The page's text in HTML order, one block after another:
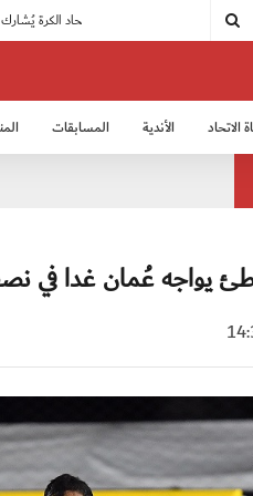
الاتحاد الأندية المسابقات
يواجه عُمان غدا في